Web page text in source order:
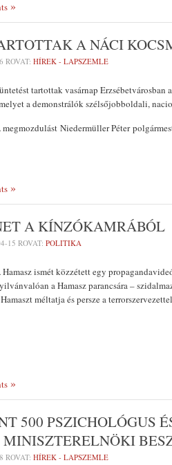
A NÁCI
ROVAT: HÍREK - LAPSZEMLE
tartottak vasárnap
a demonstrálók szélsőjobboldali,
megmozdulást Niedermüller Péter
A KÍNZÓKAMRÁBÓL
15 ROVAT: POLITIKA
Hamasz ismét közzétett egy
a Hamasz parancsára –
méltatja és persze a
500 PSZICHOLÓGUS
MINISZTERELNÖKI
ROVAT: HÍREK - LAPSZEMLE